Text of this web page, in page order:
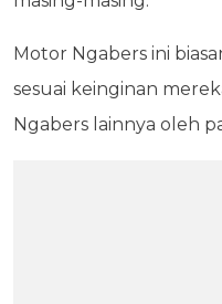
Motor Ngabers ini
sesuai keinginan
Ngabers lainnya oleh